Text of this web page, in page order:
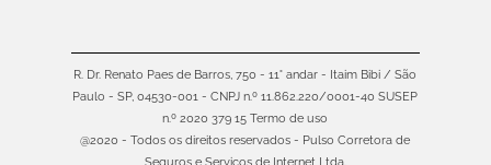
R. Dr. Renato Paes de Barros, 750 - 11° andar - Itaim Bibi / São
Paulo - SP, 04530-001 - CNPJ n.º 11.862.220/0001-40 SUSEP
n.º 2020 379 15Termo de uso
@2020 - Todos os direitos reservados - Pulso Corretora de
Seguros e Servicos de Internet Ltda.